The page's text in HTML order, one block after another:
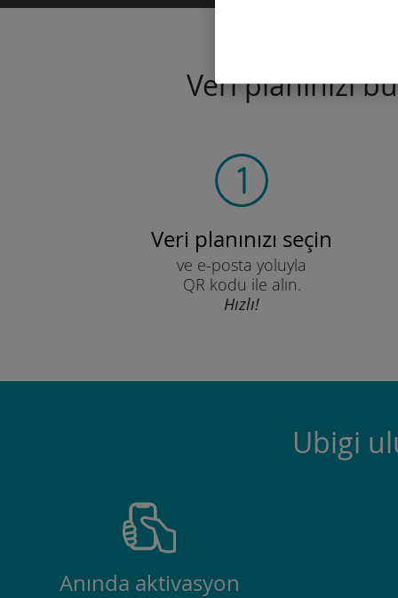
Veri planınızı
Veri planınızı seçin
ve e-posta yoluyla
QR kodu ile alın.
Hızlı!
Ubigi
Anında aktivasyon